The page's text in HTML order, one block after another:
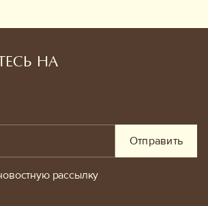
НА
Отправить
рассылку